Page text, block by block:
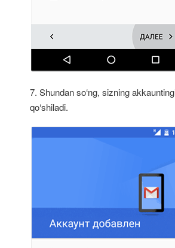
7. Shundan so‘ng, sizning
qo‘shiladi.